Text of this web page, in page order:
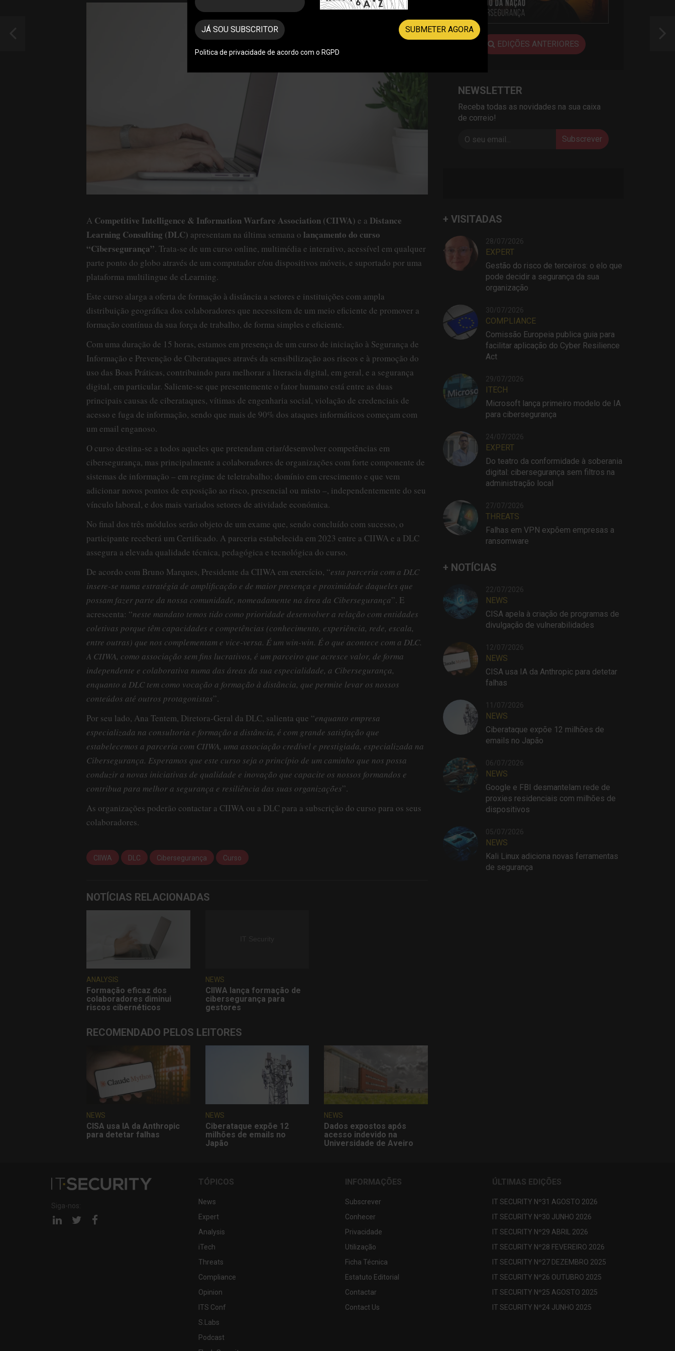
A Competitive Intelligence & Information Warfare Association (CIIWA) e a Distance
Learning Consulting (DLC) apresentam na última semana o lançamento do curso
“Cibersegurança”. Trata-se de um curso online, multimédia e interativo, acessível em qualquer
parte ponto do globo através de um computador e/ou dispositivos móveis, e suportado por uma
plataforma multilingue de eLearning.
Este curso alarga a oferta de formação à distância a setores e instituições com ampla
distribuição geográfica dos colaboradores que necessitem de um meio eficiente de promover a
formação contínua da sua força de trabalho, de forma simples e eficiente.
Com uma duração de 15 horas, estamos em presença de um curso de iniciação à Segurança de
Informação e Prevenção de Ciberataques através da sensibilização aos riscos e à promoção do
uso das Boas Práticas, contribuindo para melhorar a literacia digital, em geral, e a segurança
digital, em particular. Saliente-se que presentemente o fator humano está entre as duas
principais causas de ciberataques, vítimas de engenharia social, violação de credenciais de
acesso e fuga de informação, sendo que mais de 90% dos ataques informáticos começam com
um email enganoso.
O curso destina-se a todos aqueles que pretendam criar/desenvolver competências em
cibersegurança, mas principalmente a colaboradores de organizações com forte componente de
sistemas de informação – em regime de teletrabalho; domínio em crescimento e que vem
adicionar novos pontos de exposição ao risco, presencial ou misto –, independentemente do seu
vínculo laboral, e dos mais variados setores de atividade económica.
No final dos três módulos serão objeto de um exame que, sendo concluído com sucesso, o
participante receberá um Certificado. A parceria estabelecida em 2023 entre a CIIWA e a DLC
assegura a elevada qualidade técnica, pedagógica e tecnológica do curso.
De acordo com Bruno Marques, Presidente da CIIWA em exercício, “esta parceria com a DLC
insere-se numa estratégia de amplificação e de maior presença e proximidade daqueles que
possam fazer parte da nossa comunidade, nomeadamente na área da Cibersegurança”. E
acrescenta: “neste mandato temos tido como prioridade desenvolver a relação com entidades
coletivas porque têm capacidades e competências (conhecimento, experiência, rede, escala,
entre outras) que nos complementam e vice-versa. É um win-win. É o que acontece com a DLC.
A CIIWA, como associação sem fins lucrativos, é um parceiro que acresce valor, de forma
independente e colaborativa numa das áreas da sua especialidade, a Cibersegurança,
enquanto a DLC tem como vocação a formação à distância, que permite levar os nossos
conteúdos até outros protagonistas”.
Por seu lado, Ana Tentem, Diretora-Geral da DLC, salienta que “enquanto empresa
especializada na consultoria e formação a distância, é com grande satisfação que
estabelecemos a parceria com CIIWA, uma associação credível e prestigiada, especializada na
Cibersegurança. Esperamos que este curso seja o princípio de um caminho que nos possa
conduzir a novas iniciativas de qualidade e inovação que capacite os nossos formandos e
contribua para melhor a segurança e resiliência das suas organizações”.
As organizações poderão contactar a CIIWA ou a DLC para a subscrição do curso para os seus
colaboradores.
CIIWA DLC Cibersegurança Curso
NOTÍCIAS RELACIONADAS
ANALYSIS
Formação eficaz dos
colaboradores diminui
riscos cibernéticos
NEWS
CIIWA lança formação de
cibersegurança para
gestores
RECOMENDADO PELOS LEITORES
NEWS
CISA usa IA da Anthropic
para detetar falhas
NEWS
Ciberataque expõe 12
milhões de emails no
Japão
NEWS
Dados expostos após
acesso indevido na
Universidade de Aveiro
EDIÇÕES ANTERIORES
NEWSLETTER
Receba todas as novidades na sua caixa
de correio!
Subscrever
+ VISITADAS
28/07/2026
EXPERT
Gestão do risco de terceiros: o elo que
pode decidir a segurança da sua
organização
30/07/2026
COMPLIANCE
Comissão Europeia publica guia para
facilitar aplicação do Cyber Resilience
Act
29/07/2026
ITECH
Microsoft lança primeiro modelo de IA
para cibersegurança
24/07/2026
EXPERT
Do teatro da conformidade à soberania
digital: cibersegurança sem filtros na
administração local
27/07/2026
THREATS
Falhas em VPN expõem empresas a
ransomware
+ NOTÍCIAS
22/07/2026
NEWS
CISA apela à criação de programas de
divulgação de vulnerabilidades
12/07/2026
NEWS
CISA usa IA da Anthropic para detetar
falhas
11/07/2026
NEWS
Ciberataque expõe 12 milhões de
emails no Japão
06/07/2026
NEWS
Google e FBI desmantelam rede de
proxies residenciais com milhões de
dispositivos
05/07/2026
NEWS
Kali Linux adiciona novas ferramentas
de segurança
Siga-nos:
Página Página
TÓPICOS
News
Expert
Analysis
iTech
Threats
Compliance
Opinion
ITS Conf
S.Labs
Podcast
INFORMAÇÕES
Subscrever
Conhecer
Privacidade
Utilização
Ficha Técnica
Estatuto Editorial
Contactar
Contact Us
ÚLTIMAS EDIÇÕES
IT SECURITY Nº31 AGOSTO 2026
IT SECURITY Nº30 JUNHO 2026
IT SECURITY Nº29 ABRIL 2026
IT SECURITY Nº28 FEVEREIRO 2026
IT SECURITY Nº27 DEZEMBRO 2025
IT SECURITY Nº26 OUTUBRO 2025
IT SECURITY Nº25 AGOSTO 2025
IT SECURITY Nº24 JUNHO 2025
JÁ SOU SUBSCRITOR SUBMETER AGORA
Politica de privacidade de acordo com o RGPD